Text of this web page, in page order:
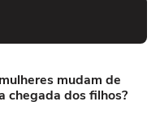
mudam de
chegada dos filhos?